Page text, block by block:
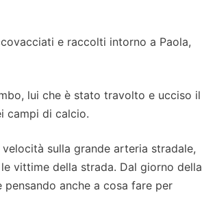
e raccolti intorno a Paola,
lui che è stato travolto e ucciso il
campi di calcio.
sulla grande arteria stradale,
vittime della strada. Dal giorno della
anche a cosa fare per